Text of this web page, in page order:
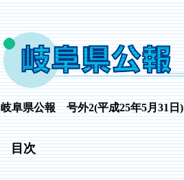
岐阜県公報 号外2(平成25年5月31日)
目次